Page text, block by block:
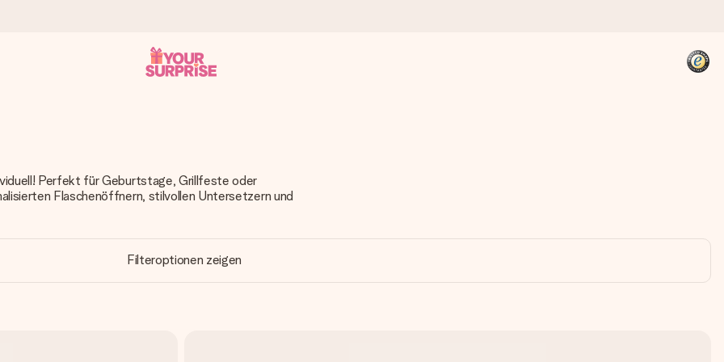
– damit du es genau zum richtigen Zeitpunkt überreichen kannst, wenn es am meisten
Perfekt für Geburtstage, Grillfeste oder
Flaschenöffnern, stilvollen Untersetzern und
Filteroptionen zeigen